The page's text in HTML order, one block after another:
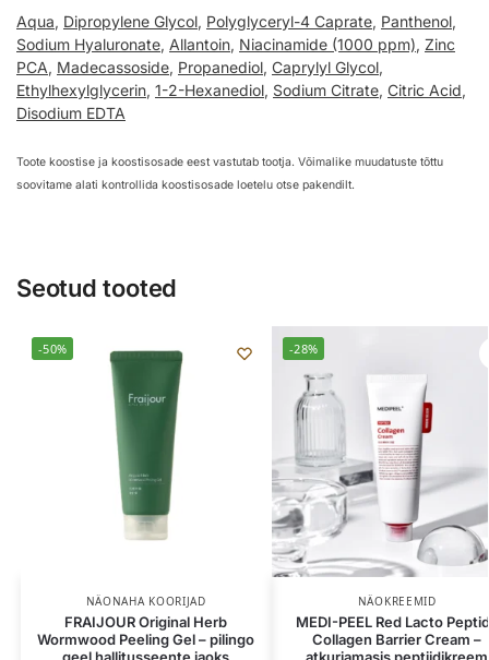
Aqua, Dipropylene Glycol, Polyglyceryl-4 Caprate, Panthenol,
Sodium Hyaluronate, Allantoin, Niacinamide (1000 ppm), Zinc
PCA, Madecassoside, Propanediol, Caprylyl Glycol,
Ethylhexylglycerin, 1-2-Hexanediol, Sodium Citrate, Citric Acid,
Disodium EDTA
Toote koostise ja koostisosade eest vastutab tootja. Võimalike muudatuste tõttu
soovitame alati kontrollida koostisosade loetelu otse pakendilt.
Seotud tooted
-50%
NÄONAHA KOORIJAD
FRAIJOUR Original Herb
Wormwood Peeling Gel – pilingo
-28%
NÄOKREEMID
MEDI-PEEL Red Lacto
Collagen Barrier Cream –